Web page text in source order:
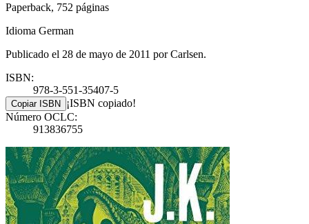
Paperback, 752 páginas
Idioma German
Publicado el 28 de mayo de 2011 por Carlsen.
ISBN:
978-3-551-35407-5
Copiar ISBN ¡ISBN copiado!
Número OCLC:
913836755